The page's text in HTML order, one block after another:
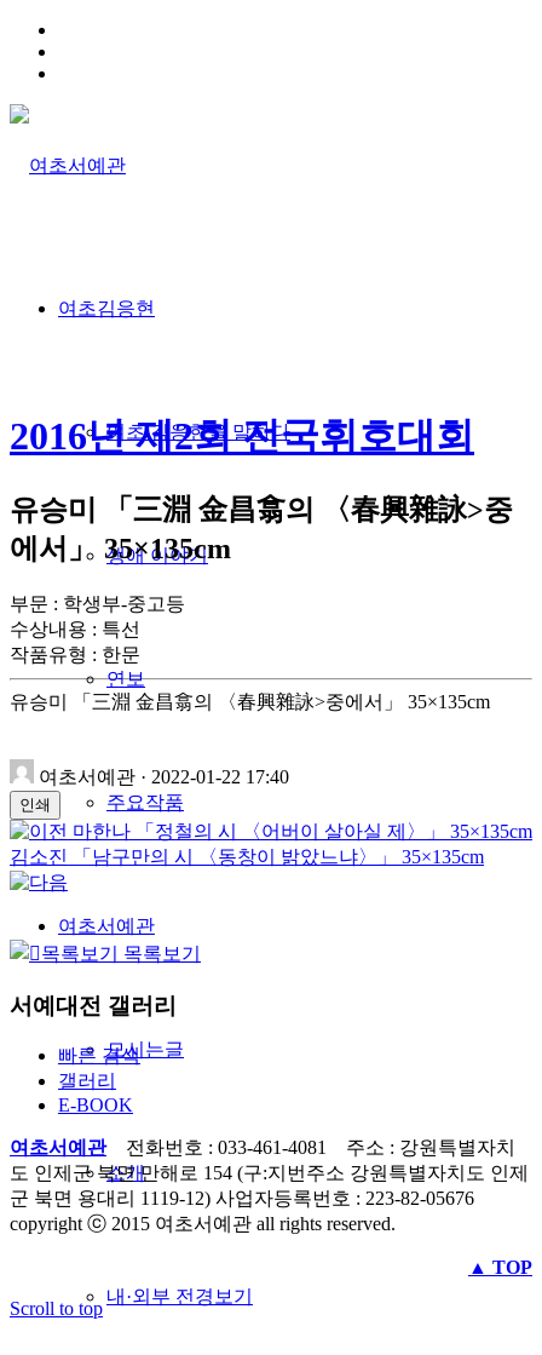
여초김응현
여초 김응현을 말하다
생애 이야기
연보
주요작품
여초서예관
모시는글
소개
내·외부 전경보기
2016년 제2회 전국휘호대회
유승미 「三淵 金昌翕의 〈春興雜詠>중
에서」 35×135cm
부문 : 학생부-중고등
수상내용 : 특선
작품유형 : 한문
유승미 「三淵 金昌翕의 〈春興雜詠>중에서」 35×135cm
여초서예관 · 2022-01-22 17:40
인쇄
마한나 「정철의 시 〈어버이 살아실 제〉」 35×135cm
김소진 「남구만의 시 〈동창이 밝았느냐〉」 35×135cm
목록보기
서예대전 갤러리
빠른 검색
갤러리
E-BOOK
여초서예관전화번호 : 033-461-4081 주소 : 강원특별자치
도 인제군 북면 만해로 154 (구:지번주소 강원특별자치도 인제
군 북면 용대리 1119-12) 사업자등록번호 : 223-82-05676
copyright ⓒ 2015 여초서예관 all rights reserved.
▲ TOP
Scroll to top